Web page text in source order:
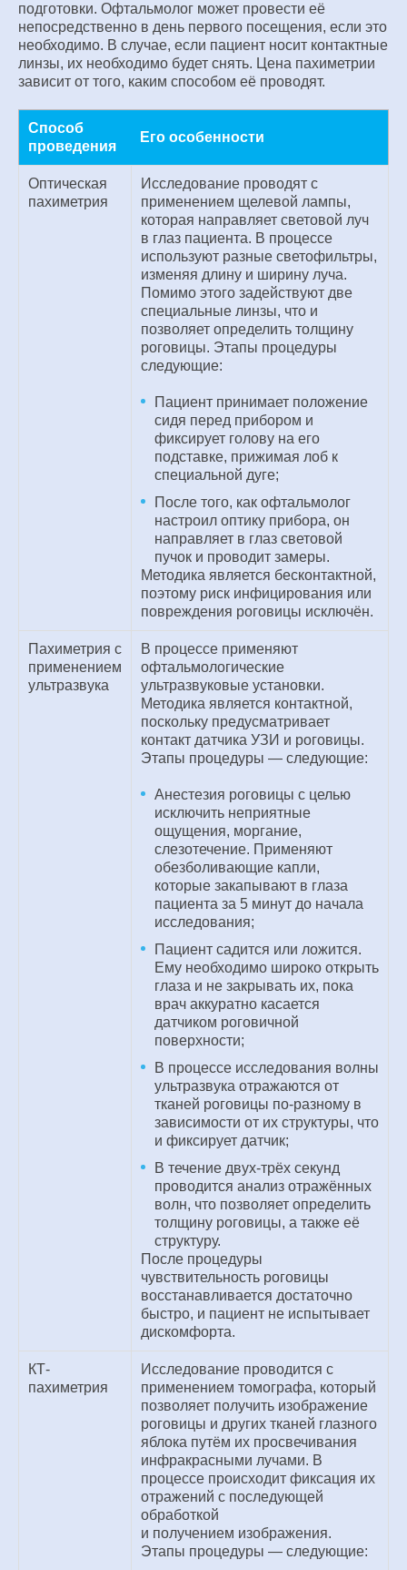
подготовки. Офтальмолог может провести её
непосредственно в день первого посещения, если это
необходимо. В случае, если пациент носит контактные
линзы, их необходимо будет снять. Цена пахиметрии
зависит от того, каким способом её проводят.
Способ
проведения
Его особенности
Оптическая
пахиметрия
Исследование проводят с
применением щелевой лампы,
которая направляет световой луч
в глаз пациента. В процессе
используют разные светофильтры,
изменяя длину и ширину луча.
Помимо этого задействуют две
специальные линзы, что и
позволяет определить толщину
роговицы. Этапы процедуры
следующие:
Пациент принимает положение
сидя перед прибором и
фиксирует голову на его
подставке, прижимая лоб к
специальной дуге;
После того, как офтальмолог
настроил оптику прибора, он
направляет в глаз световой
пучок и проводит замеры.
Методика является бесконтактной,
поэтому риск инфицирования или
повреждения роговицы исключён.
Пахиметрия с
применением
ультразвука
В процессе применяют
офтальмологические
ультразвуковые установки.
Методика является контактной,
поскольку предусматривает
контакт датчика УЗИ и роговицы.
Этапы процедуры — следующие:
Анестезия роговицы с целью
исключить неприятные
ощущения, моргание,
слезотечение. Применяют
обезболивающие капли,
которые закапывают в глаза
пациента за 5 минут до начала
исследования;
Пациент садится или ложится.
Ему необходимо широко открыть
глаза и не закрывать их, пока
врач аккуратно касается
датчиком роговичной
поверхности;
В процессе исследования волны
ультразвука отражаются от
тканей роговицы по-разному в
зависимости от их структуры, что
и фиксирует датчик;
В течение двух-трёх секунд
проводится анализ отражённых
волн, что позволяет определить
толщину роговицы, а также её
структуру.
После процедуры
чувствительность роговицы
восстанавливается достаточно
быстро, и пациент не испытывает
дискомфорта.
КТ-
пахиметрия
Исследование проводится с
применением томографа, который
позволяет получить изображение
роговицы и других тканей глазного
яблока путём их просвечивания
инфракрасными лучами. В
процессе происходит фиксация их
отражений с последующей
обработкой
и получением изображения.
Этапы процедуры — следующие: